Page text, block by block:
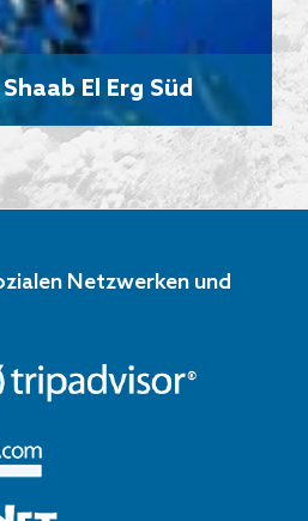
El Erg Süd
Netzwerken und